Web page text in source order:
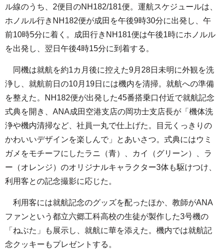
ル線のうち、2便目のNH182/181便。運航スケジュールは、
ホノルル行きNH182便が成田を午後9時30分に出発し、午
前10時5分に着く。成田行きNH181便は午後1時にホノルル
を出発し、翌日午後4時15分に到着する。
同機は就航を約1カ月後に控えた9月28日未明に外観を洗
浄し、就航前日の10月19日には機内を清掃。就航への準備
を整えた。NH182便が出発した45番搭乗口付近で就航記念
式典を開き、ANA成田空港支店の岡功士支店長が「機体洗
浄や機内清掃など、社員一丸で仕上げた。目元くっきりの
かわいいデザインを楽しんで」とあいさつ。式典にはウミ
ガメをモチーフにしたラニ（青）、カイ（グリーン）、ラ
ー（オレンジ）のオリジナルキャラクター3体も駆けつけ、
利用客との記念撮影に応じた。
利用客には就航記念のグッズを配ったほか、教師がANA
ファンという都立六郷工科高校の生徒が製作した3号機の
「ねぶた」も展示し、就航に華を添えた。機内では就航記
念クッキーもプレゼントする。